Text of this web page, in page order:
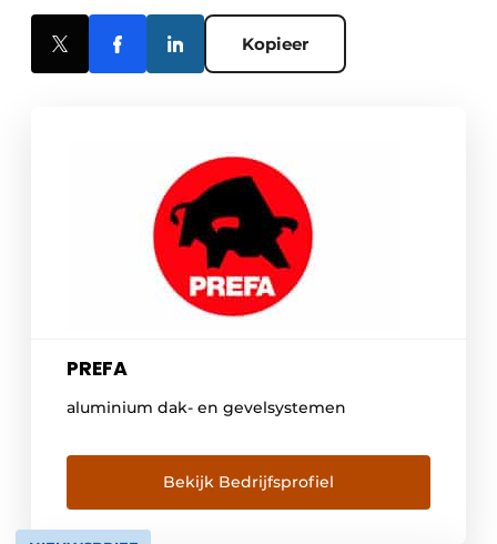
Kopieer
PREFA
aluminium dak- en gevelsystemen
Bekijk Bedrijfsprofiel